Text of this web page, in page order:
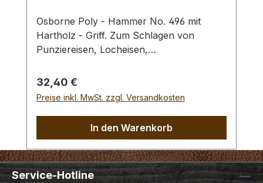
Osborne Poly - Hammer No. 496 mit
Hartholz - Griff. Zum Schlagen von
Punziereisen, Locheisen,
Schlagfläche. Wenig Rückschlag durch
schlagabsorbierenden Poly -
Hammerkopf. 240 gr Gesamtgewicht /
Regulärer Preis:
32,40 €
Preise inkl. MwSt. zzgl. Versandkosten
In den Warenkorb
Service-Hotline